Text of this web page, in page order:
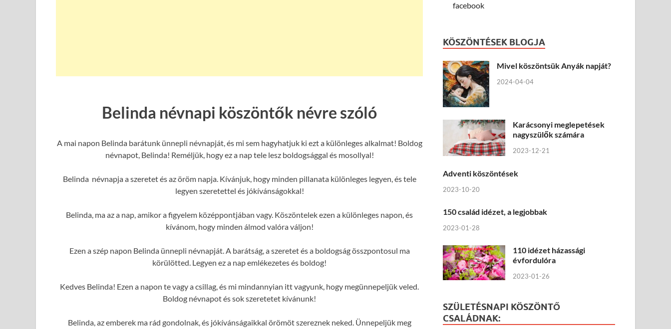
Belinda névnapi köszöntők névre szóló
A mai napon Belinda barátunk ünnepli névnapját, és mi sem hagyhatjuk ki ezt a különleges alkalmat! Boldog
névnapot, Belinda! Reméljük, hogy ez a nap tele lesz boldogsággal és mosollyal!
Belinda névnapja a szeretet és az öröm napja. Kívánjuk, hogy minden pillanata különleges legyen, és tele
legyen szeretettel és jókívánságokkal!
Belinda, ma az a nap, amikor a figyelem középpontjában vagy. Köszöntelek ezen a különleges napon, és
kívánom, hogy minden álmod valóra váljon!
Ezen a szép napon Belinda ünnepli névnapját. A barátság, a szeretet és a boldogság összpontosul ma
körülötted. Legyen ez a nap emlékezetes és boldog!
Kedves Belinda! Ezen a napon te vagy a csillag, és mi mindannyian itt vagyunk, hogy megünnepeljük veled.
Boldog névnapot és sok szeretetet kívánunk!
Belinda, az emberek ma rád gondolnak, és jókívánságaikkal örömöt szereznek neked. Ünnepeljük meg
facebook
KÖSZÖNTÉSEK BLOGJA
Mivel köszöntsük Anyák napját?
2024-04-04
Karácsonyi meglepetések
nagyszülők számára
2023-12-21
Adventi köszöntések
2023-10-20
150 család idézet, a legjobbak
2023-01-28
110 idézet házassági
évfordulóra
2023-01-26
SZÜLETÉSNAPI KÖSZÖNTŐ
CSALÁDNAK: